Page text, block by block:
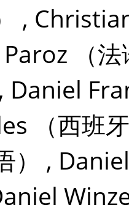
,
（
, Daniel
（西班
）
,